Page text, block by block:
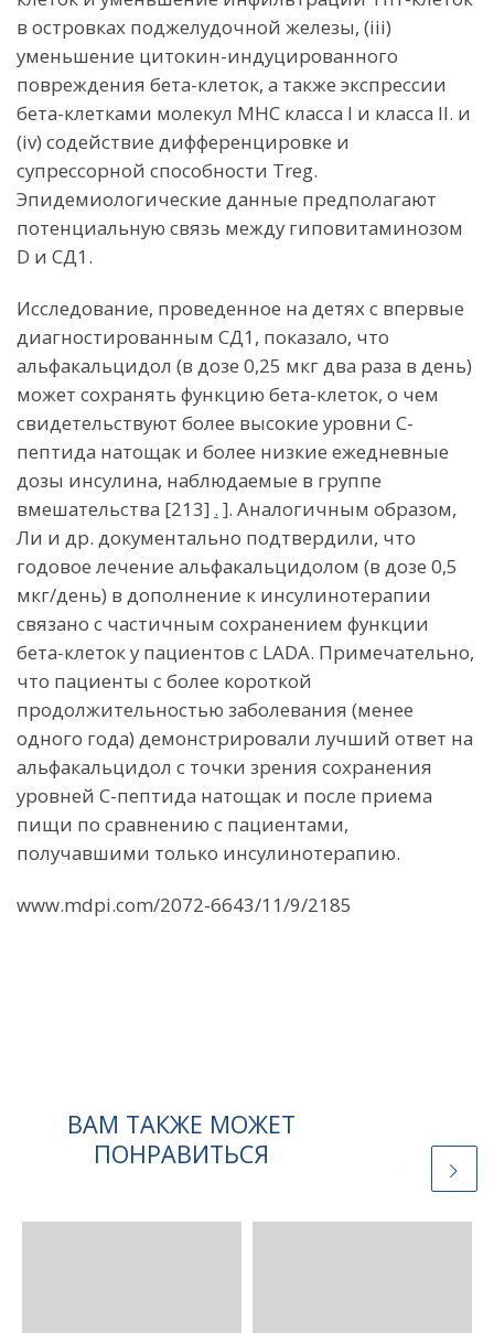
в островках поджелудочной железы, (iii)
уменьшение цитокин-индуцированного
повреждения бета-клеток, а также экспрессии
бета-клетками молекул MHC класса I и класса II. и
(iv) содействие дифференцировке и
супрессорной способности Treg.
Эпидемиологические данные предполагают
потенциальную связь между гиповитаминозом
D и СД1.
Исследование, проведенное на детях с впервые
диагностированным СД1, показало, что
альфакальцидол (в дозе 0,25 мкг два раза в день)
может сохранять функцию бета-клеток, о чем
свидетельствуют более высокие уровни С-
пептида натощак и более низкие ежедневные
дозы инсулина, наблюдаемые в группе
вмешательства [213] . ]. Аналогичным образом,
Ли и др. документально подтвердили, что
годовое лечение альфакальцидолом (в дозе 0,5
мкг/день) в дополнение к инсулинотерапии
связано с частичным сохранением функции
бета-клеток у пациентов с LADA. Примечательно,
что пациенты с более короткой
продолжительностью заболевания (менее
одного года) демонстрировали лучший ответ на
альфакальцидол с точки зрения сохранения
уровней С-пептида натощак и после приема
пищи по сравнению с пациентами,
получавшими только инсулинотерапию.
www.mdpi.com/2072-6643/11/9/2185
ВАМ ТАКЖЕ МОЖЕТ
ПОНРАВИТЬСЯ